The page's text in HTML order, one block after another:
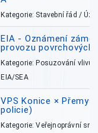
Kategorie: Stavební řád /
EIA - Oznámení
provozu povrchových
Kategorie: Posuzování vlivů
EIA/SEA
VPS Konice ×
policie)
Kategorie: Veřejnoprávní